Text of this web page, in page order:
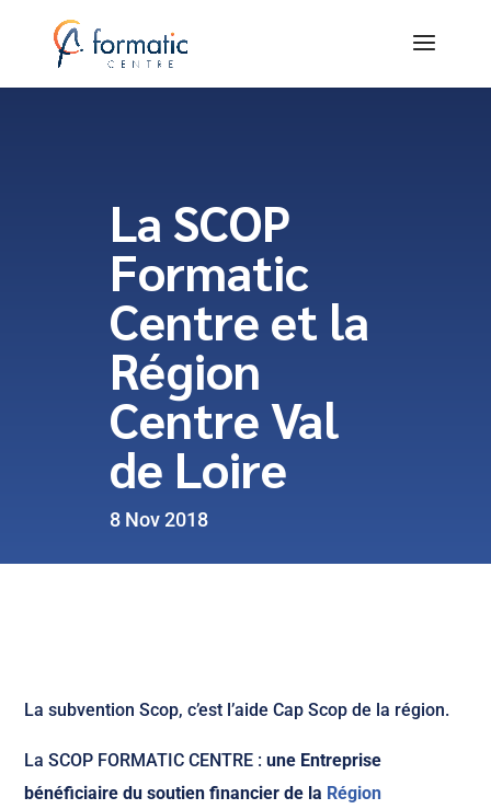
La SCOP
Formatic
Centre et la
Région
Centre Val
de Loire
8 Nov 2018
La subvention Scop, c’est l’aide Cap Scop de la région.
La SCOP FORMATIC CENTRE :une Entreprise
bénéficiaire du soutien financier de la Région